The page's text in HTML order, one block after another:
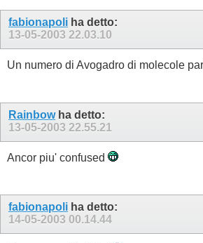
fabionapoli ha detto:
13-05-2003 22.03.10
Un numero di Avogadro di molecole
Rainbowha detto:
13-05-2003 22.55.21
Ancor piu' confused
fabionapoli ha detto:
14-05-2003 00.14.44